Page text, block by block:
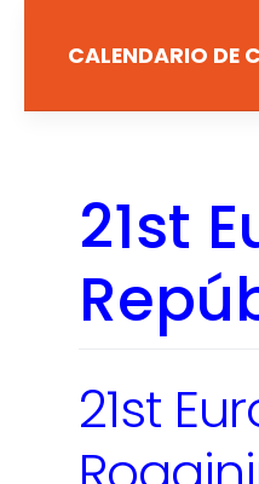
CALENDARIO DE
21st
21st